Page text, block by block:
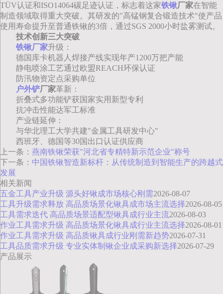
TÜV认证和ISO14064碳足迹认证，标志着这家铁锹厂家在智能
制造领域取得重大突破。其研发的"高锰钢复合锻造技术"使产品
使用寿命提升至普通铁锹的3倍，通过SGS 2000小时盐雾测试。
技术创新三大突破
铁锹厂家升级：
德国库卡机器人焊接产线实现年产1200万把产能
静电喷涂工艺通过欧盟REACH环保认证
防汛物资定点采购单位
户外铲厂家革新：
折叠式多功能铲获国家实用新型专利
抗冲击性能达军工标准
产业链延伸：
与华北理工大学共建"金属工具研发中心"
西班牙、德国等30国出口认证供应商
上一条： 燕南铁锹荣获"河北省专精特新示范企业"称号
下一条： 中国铁锹智造新标杆：从传统制造到智能生产的跨越式
发展
相关新闻
五金工具产业升级 源头好锹成市场核心刚需2026-08-07
工具升级需求释放 高品质场景化锹具成市场主流选择2026-08-05
工具需求迭代 高品质场景适配型锹具成行业主流2026-08-03
作业工具需求升级 高品质场景化锹具成行业主流选择2026-08-01
作业工具需求升级 高品质锹具成行业刚需新趋势2026-07-31
工具品质需求升级 专业实体制锹企业成采购新选择2026-07-29
产品展示